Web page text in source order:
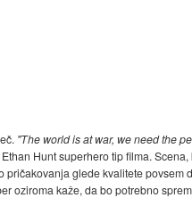
"The world is at war, we need the
Hunt superhero tip filma.
glede kvalitete povsem
oziroma kaže, da bo potrebno